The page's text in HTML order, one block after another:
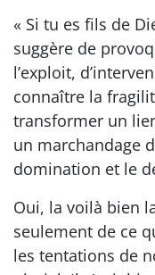
« Si tu es fils de
suggère de
l’exploit,
connaître la
transformer un
un marchandage
domination et le
Oui, la voilà bien
seulement de ce
les tentations de